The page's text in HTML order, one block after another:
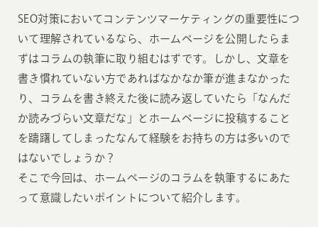
SEO対策においてコンテンツマーケティングの重要性につ
いて理解されているなら、ホームページを公開したらま
ずはコラムの執筆に取り組むはずです。しかし、文章を
書き慣れていない方であればなかなか筆が進まなかった
り、コラムを書き終えた後に読み返していたら「なんだ
か読みづらい文章だな」とホームページに投稿すること
を躊躇してしまったなんて経験をお持ちの方は多いので
はないでしょうか？
そこで今回は、ホームページのコラムを執筆するにあた
って意識したいポイントについて紹介します。